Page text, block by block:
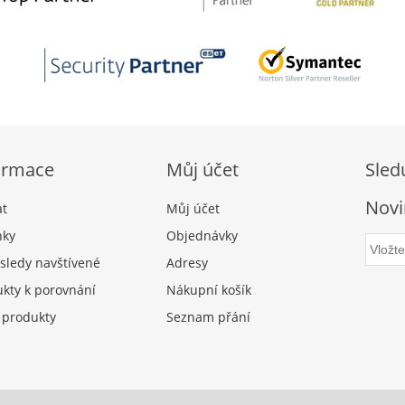
navštívené
k porovnání
Můj účet
Můj účet
Objednávky
Adresy
Nákupní košík
Seznam přání